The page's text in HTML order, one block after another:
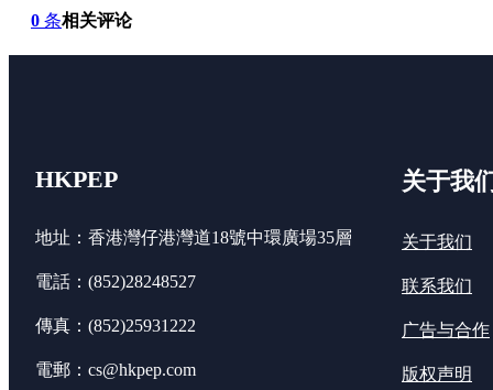
0 条相关评论
HKPEP
地址：香港灣仔港灣道18號中環廣場35層
電話：(852)28248527
傳真：(852)25931222
電郵：cs@hkpep.com
关于我
关于我们
联系我们
广告与合作
版权声明